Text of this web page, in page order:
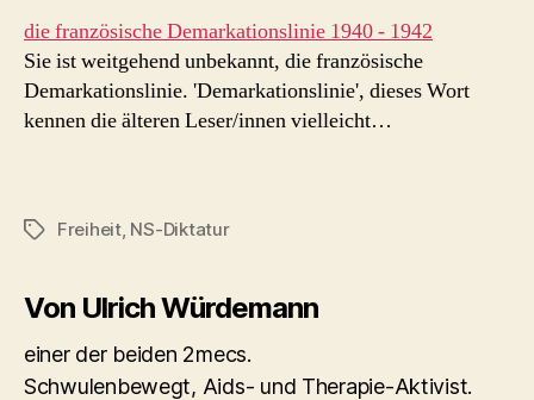
die französische Demarkationslinie 1940 - 1942
Sie ist weitgehend unbekannt, die französische
Demarkationslinie. 'Demarkationslinie', dieses Wort
kennen die älteren Leser/innen vielleicht…
Schlagwörter
Freiheit, NS-Diktatur
Von Ulrich Würdemann
einer der beiden 2mecs.
Schwulenbewegt, Aids- und Therapie-Aktivist.